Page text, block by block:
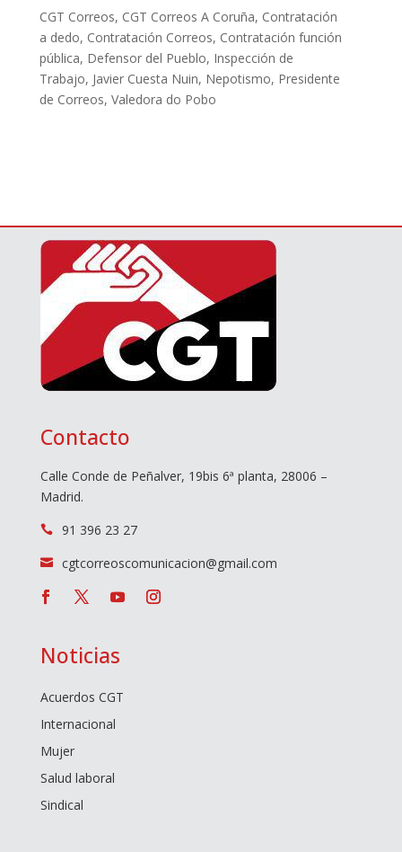
CGT Correos, CGT Correos A Coruña, Contratación
a dedo, Contratación Correos, Contratación función
pública, Defensor del Pueblo, Inspección de
Trabajo, Javier Cuesta Nuin, Nepotismo, Presidente
de Correos, Valedora do Pobo
Contacto
Calle Conde de Peñalver, 19bis 6ª planta, 28006 –
Madrid.
 91 396 23 27
 cgtcorreoscomunicacion@gmail.com
Noticias
Acuerdos CGT
Internacional
Mujer
Salud laboral
Sindical